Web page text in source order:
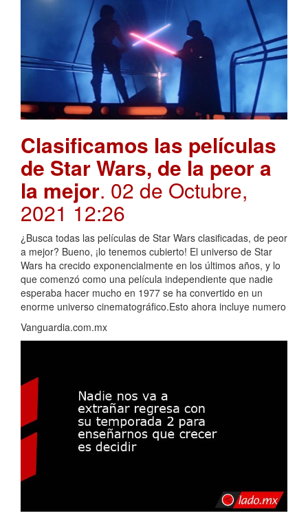
Clasificamos las películas
de Star Wars, de la peor a
la mejor. 02 de Octubre,
2021 12:26
¿Busca todas las películas de Star Wars clasificadas, de peor
a mejor? Bueno, ¡lo tenemos cubierto! El universo de Star
Wars ha crecido exponencialmente en los últimos años, y lo
que comenzó como una película independiente que nadie
esperaba hacer mucho en 1977 se ha convertido en un
enorme universo cinematográfico.Esto ahora incluye numero
Vanguardia.com.mx